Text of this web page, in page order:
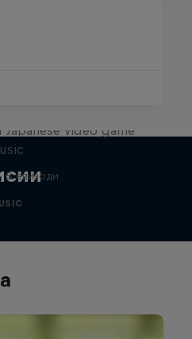
video game
5 епизоди